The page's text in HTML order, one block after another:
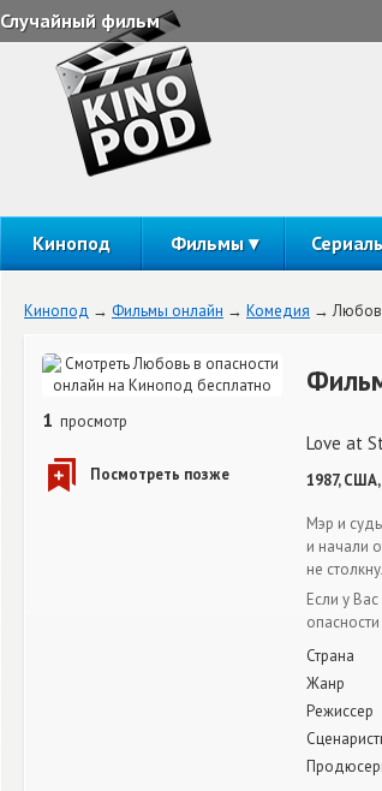
Случайный фильм
Кинопод Фильмы
Кинопод Фильмы онлайн Комедия
1 просмотр
Love at
1987,
Мэр и
и начали
не
Если у
Страна
Жанр
Режиссер